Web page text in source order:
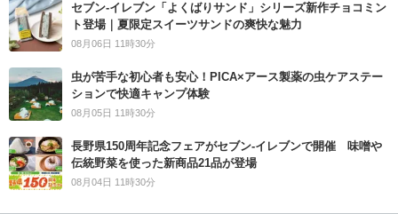
セブン‐イレブン「よくばりサンド」シリーズ新作チョコミン
ト登場｜夏限定スイーツサンドの爽快な魅力
08月06日 11時30分
虫が苦手な初心者も安心！PICA×アース製薬の虫ケアステー
ションで快適キャンプ体験
08月05日 11時30分
長野県150周年記念フェアがセブン-イレブンで開催 味噌や
伝統野菜を使った新商品21品が登場
08月04日 11時30分